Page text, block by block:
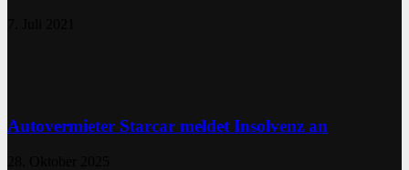
Autovermieter Starcar meldet Insolvenz an